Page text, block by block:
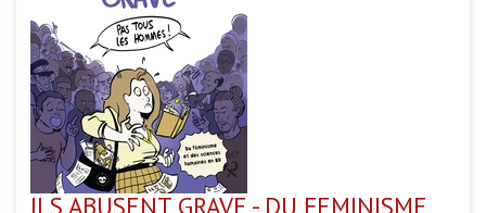
ILS ABUSENT GRAVE - DU FEMINISME